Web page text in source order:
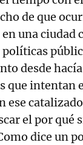
de que
una ciudad
desde
que intentan
ese
el por qué
dice un